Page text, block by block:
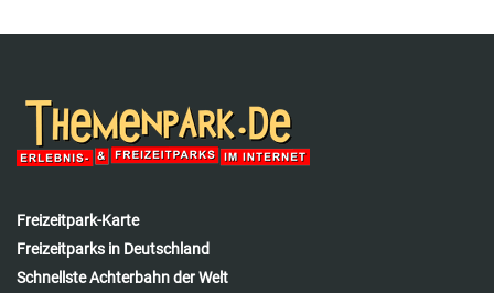
Freizeitpark-Karte
Freizeitparks in Deutschland
Schnellste Achterbahn der Welt